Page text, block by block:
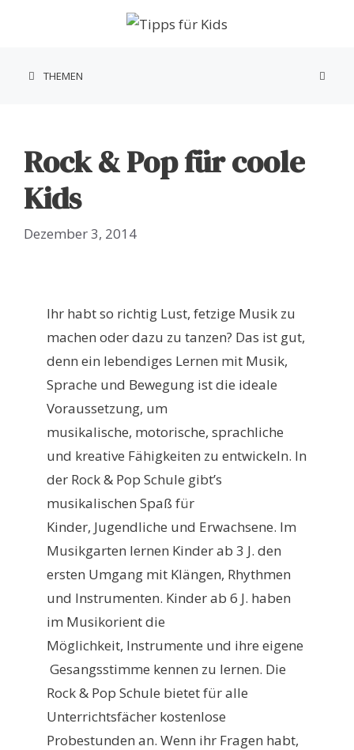
THEMEN
Rock & Pop für coole
Kids
Dezember 3, 2014
Ihr habt so richtig Lust, fetzige Musik zu
machen oder dazu zu tanzen? Das ist gut,
denn ein lebendiges Lernen mit Musik,
Sprache und Bewegung ist die ideale
Voraussetzung, um
musikalische, motorische, sprachliche
und kreative Fähigkeiten zu entwickeln. In
der Rock & Pop Schule gibt’s
musikalischen Spaß für
Kinder, Jugendliche und Erwachsene. Im
Musikgarten lernen Kinder ab 3 J. den
ersten Umgang mit Klängen, Rhythmen
und Instrumenten. Kinder ab 6 J. haben
im Musikorient die
Möglichkeit, Instrumente und ihre eigene
Gesangsstimme kennen zu lernen. Die
Rock & Pop Schule bietet für alle
Unterrichtsfächer kostenlose
Probestunden an. Wenn ihr Fragen habt,